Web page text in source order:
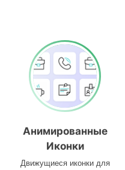
Анимированные
Иконки
Движущиеся иконки для